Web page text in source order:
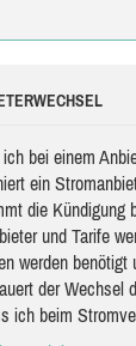
bei einem
ein
die Kündigung
und Tarife
werden
der Wechsel
ich beim